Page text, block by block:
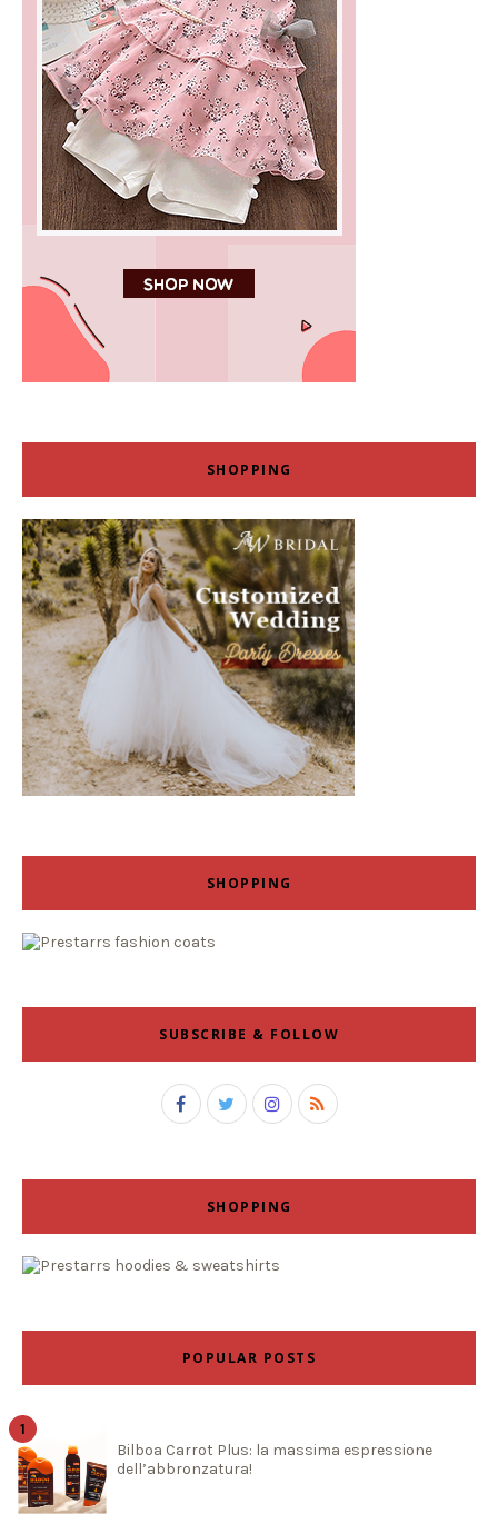
SHOPPING
SHOPPING
SUBSCRIBE & FOLLOW
SHOPPING
POPULAR POSTS
Bilboa Carrot Plus: la massima espressione
dell’abbronzatura!